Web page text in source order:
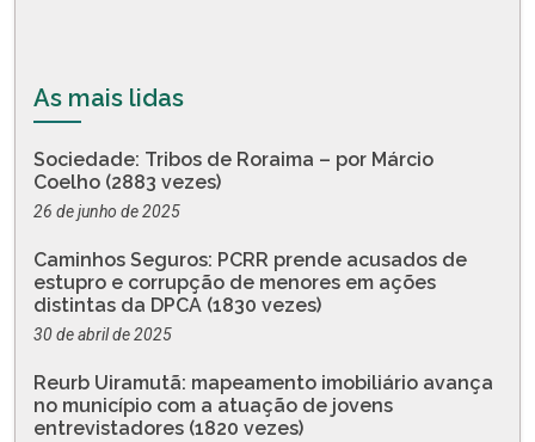
As mais lidas
Sociedade: Tribos de Roraima – por Márcio
Coelho (2883 vezes)
26 de junho de 2025
Caminhos Seguros: PCRR prende acusados de
estupro e corrupção de menores em ações
distintas da DPCA (1830 vezes)
30 de abril de 2025
Reurb Uiramutã: mapeamento imobiliário avança
no município com a atuação de jovens
entrevistadores (1820 vezes)